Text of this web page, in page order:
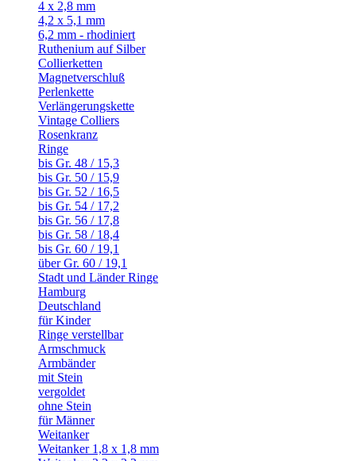
4 x 2,8 mm
4,2 x 5,1 mm
6,2 mm - rhodiniert
Ruthenium auf Silber
Collierketten
Magnetverschluß
Perlenkette
Verlängerungskette
Vintage Colliers
Rosenkranz
Ringe
bis Gr. 48 / 15,3
bis Gr. 50 / 15,9
bis Gr. 52 / 16,5
bis Gr. 54 / 17,2
bis Gr. 56 / 17,8
bis Gr. 58 / 18,4
bis Gr. 60 / 19,1
über Gr. 60 / 19,1
Stadt und Länder Ringe
Hamburg
Deutschland
für Kinder
Ringe verstellbar
Armschmuck
Armbänder
mit Stein
vergoldet
ohne Stein
für Männer
Weitanker
Weitanker 1,8 x 1,8 mm